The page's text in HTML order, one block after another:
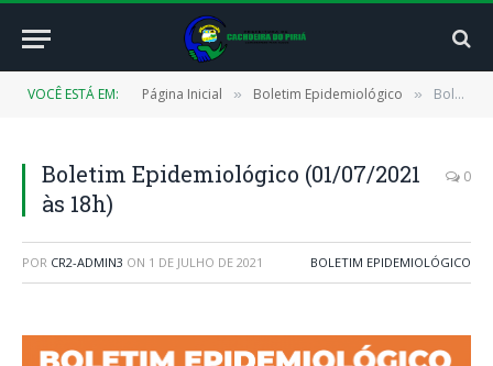
VOCÊ ESTÁ EM: Página Inicial » Boletim Epidemiológico » Boletim Epidemiológico (01/07/2021 às 18h)
Boletim Epidemiológico (01/07/2021
às 18h)
0
POR CR2-ADMIN3 ON 1 DE JULHO DE 2021 BOLETIM EPIDEMIOLÓGICO